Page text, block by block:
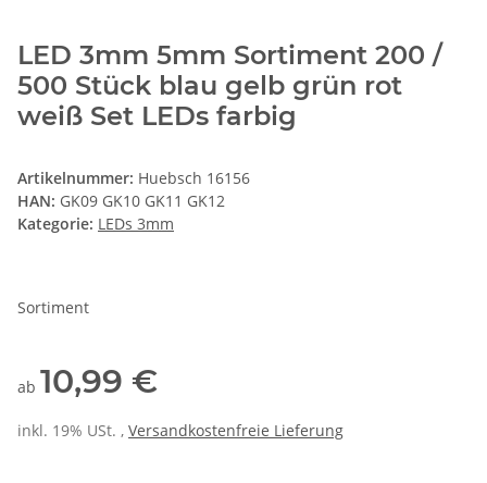
LED 3mm 5mm Sortiment 200 /
500 Stück blau gelb grün rot
weiß Set LEDs farbig
Artikelnummer: Huebsch 16156
HAN: GK09 GK10 GK11 GK12
Kategorie: LEDs 3mm
Sortiment
ab 10,99 €
inkl. 19% USt. , Versandkostenfreie Lieferung